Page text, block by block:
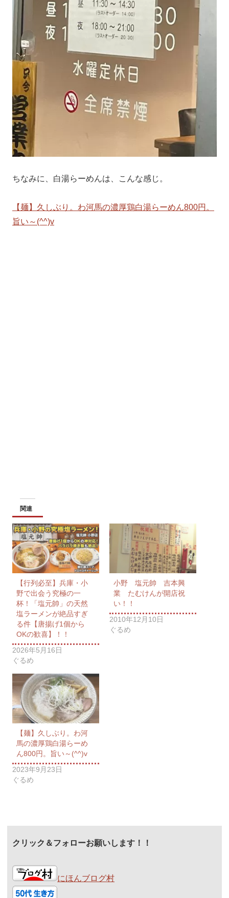
ちなみに、白湯らーめんは、こんな感じ。
【麺】久しぶり。わ河馬の濃厚鶏白湯らーめん800円。
旨い～(^^)v
関連
【行列必至】兵庫・小
野で出会う究極の一
杯！「塩元帥」の天然
塩ラーメンが絶品すぎ
る件【唐揚げ1個から
OKの歓喜】！！
2026年5月16日
ぐるめ
小野 塩元帥 吉本興
業 たむけんが開店祝
い！！
2010年12月10日
ぐるめ
【麺】久しぶり。わ河
馬の濃厚鶏白湯らーめ
ん800円。旨い～(^^)v
2023年9月23日
ぐるめ
クリック＆フォローお願いします！！
にほんブログ村